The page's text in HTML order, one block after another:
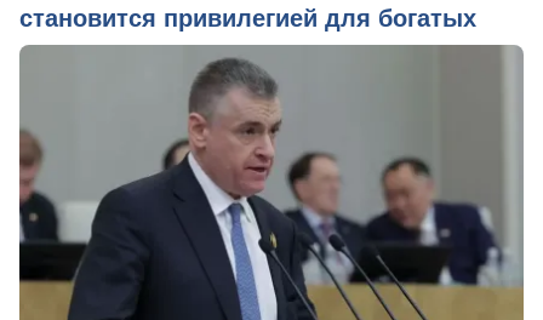
становится привилегией для богатых